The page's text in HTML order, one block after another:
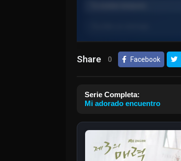
Share 0 Facebook
Serie Completa:
Mi adorado encuentro